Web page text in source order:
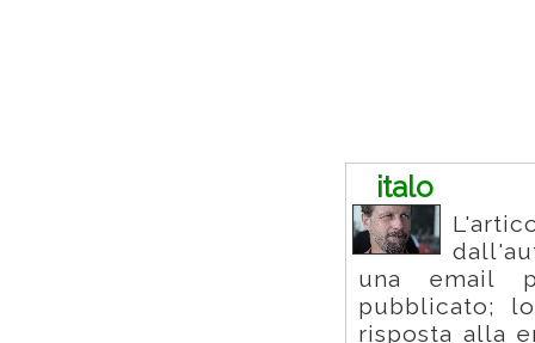
italo
una email
pubblicato;
risposta alla